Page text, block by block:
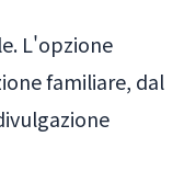
L'opzione
familiare, dal